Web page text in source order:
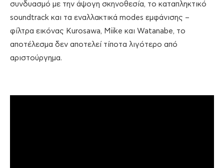
συνδυασμό με την άψογη σκηνοθεσία, το καταπληκτικό
soundtrack και τα εναλλακτικά modes εμφάνισης –
φίλτρα εικόνας Kurosawa, Miike και Watanabe, το
αποτέλεσμα δεν αποτελεί τίποτα λιγότερο από
αριστούργημα.